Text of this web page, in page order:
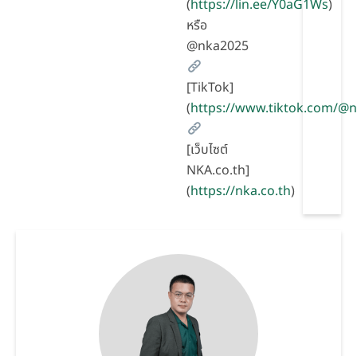
(https://lin.ee/Y0aG1Ws)
หรือ
@nka2025
[TikTok]
(https://www.tiktok.com/
[เว็บไซต์
NKA.co.th]
(https://nka.co.th)